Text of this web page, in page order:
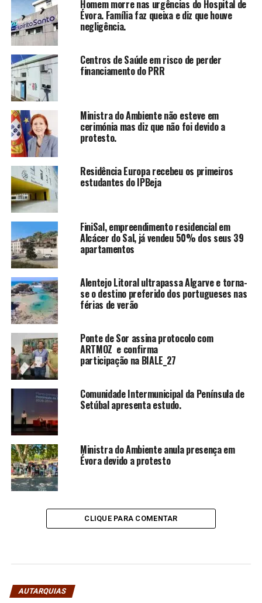
Homem morre nas urgências do Hospital de
Évora. Família faz queixa e diz que houve
negligência.
Centros de Saúde em risco de perder
financiamento do PRR
Ministra do Ambiente não esteve em
cerimónia mas diz que não foi devido a
protesto.
Residência Europa recebeu os primeiros
estudantes do IPBeja
FiniSal, empreendimento residencial em
Alcácer do Sal, já vendeu 50% dos seus 39
apartamentos
Alentejo Litoral ultrapassa Algarve e torna-
se o destino preferido dos portugueses nas
férias de verão
Ponte de Sor assina protocolo com
ARTMOZ e confirma
participação na BIALE_27
Comunidade Intermunicipal da Península de
Setúbal apresenta estudo.
Ministra do Ambiente anula presença em
Évora devido a protesto
CLIQUE PARA COMENTAR
AUTARQUIAS